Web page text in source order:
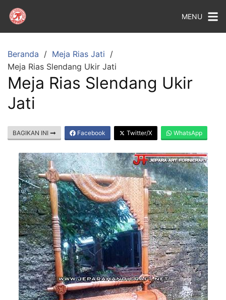
MENU
Beranda
Meja Rias Jati
Meja Rias Slendang Ukir Jati
Meja Rias Slendang Ukir
Jati
BAGIKAN INI Facebook Twitter/X WhatsApp